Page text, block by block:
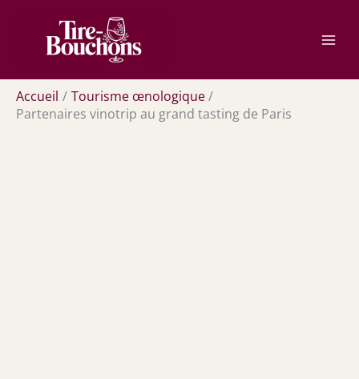
contenu
Accueil
Tourisme œnologique
Partenaires vinotrip au grand tasting de Paris